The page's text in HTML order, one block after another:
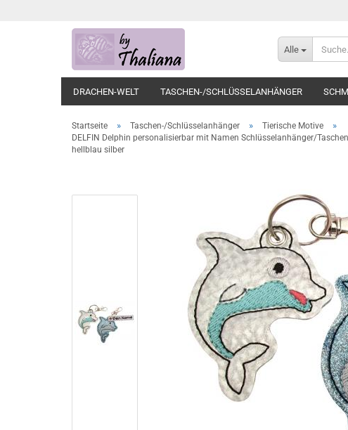
Alle
DRACHEN-WELT TASCHEN-/SCHLÜSSELANHÄNGER
Startseite » Taschen-/Schlüsselanhänger » Tierische Motive »
DELFIN Delphin personalisierbar mit Namen Schlüsselanhänger/
hellblau silber